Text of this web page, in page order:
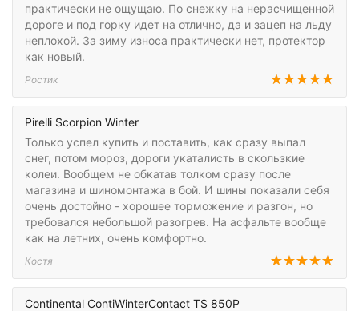
практически не ощущаю. По снежку на нерасчищенной
дороге и под горку идет на отлично, да и зацеп на льду
неплохой. За зиму износа практически нет, протектор
как новый.
Ростик
Pirelli Scorpion Winter
Только успел купить и поставить, как сразу выпал
снег, потом мороз, дороги укаталисть в скользкие
колеи. Вообщем не обкатав толком сразу после
магазина и шиномонтажа в бой. И шины показали себя
очень достойно - хорошее торможение и разгон, но
требовался небольшой разогрев. На асфальте вообще
как на летних, очень комфортно.
Костя
Continental ContiWinterContact TS 850P